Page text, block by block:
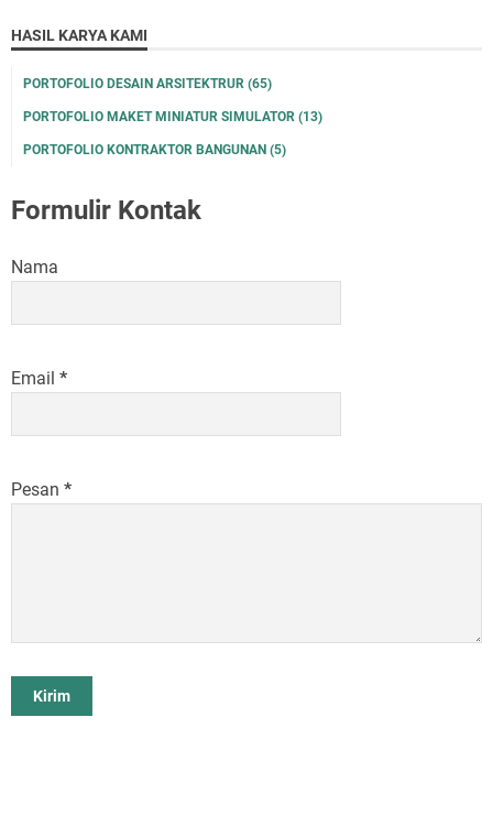
HASIL KARYA KAMI
PORTOFOLIO DESAIN ARSITEKTRUR (65)
PORTOFOLIO MAKET MINIATUR SIMULATOR (13)
PORTOFOLIO KONTRAKTOR BANGUNAN (5)
Formulir Kontak
Nama
Email *
Pesan *